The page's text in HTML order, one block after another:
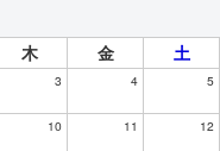
木 金 土
3 4 5
10 11 12